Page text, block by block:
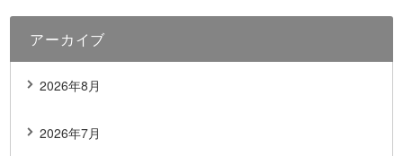
アーカイブ
2026年8月
2026年7月